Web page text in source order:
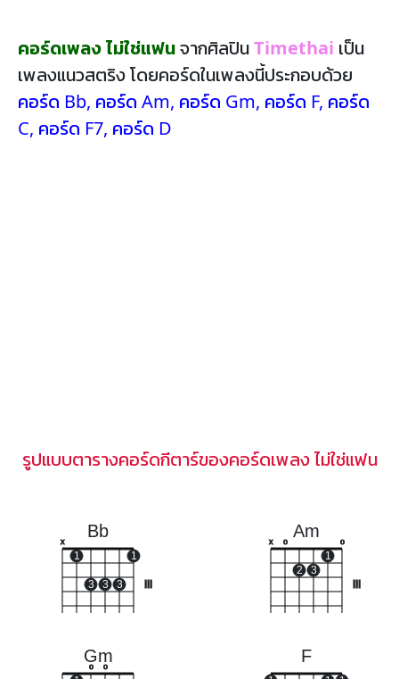
คอร์ดเพลง ไม่ใช่แฟนจากศิลปินTimethai เป็น
เพลงแนวสตริง โดยคอร์ดในเพลงนี้ประกอบด้วย
คอร์ด Bb, คอร์ด Am, คอร์ด Gm, คอร์ด F, คอร์ด
C, คอร์ด F7, คอร์ด D
รูปแบบตารางคอร์ดกีตาร์ของคอร์ดเพลง ไม่ใช่แฟน
Bb
x
1
3 3 3
1
Am
x o
2 3
1
o
Gm
o o
F